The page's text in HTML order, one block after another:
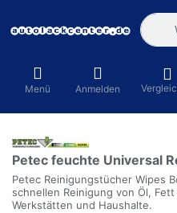
Menü Anmelden
Petec feuchte Universal
Petec Reinigungstücher Wipes
schnellen Reinigung von Öl,
Werkstätten und Haushalte.